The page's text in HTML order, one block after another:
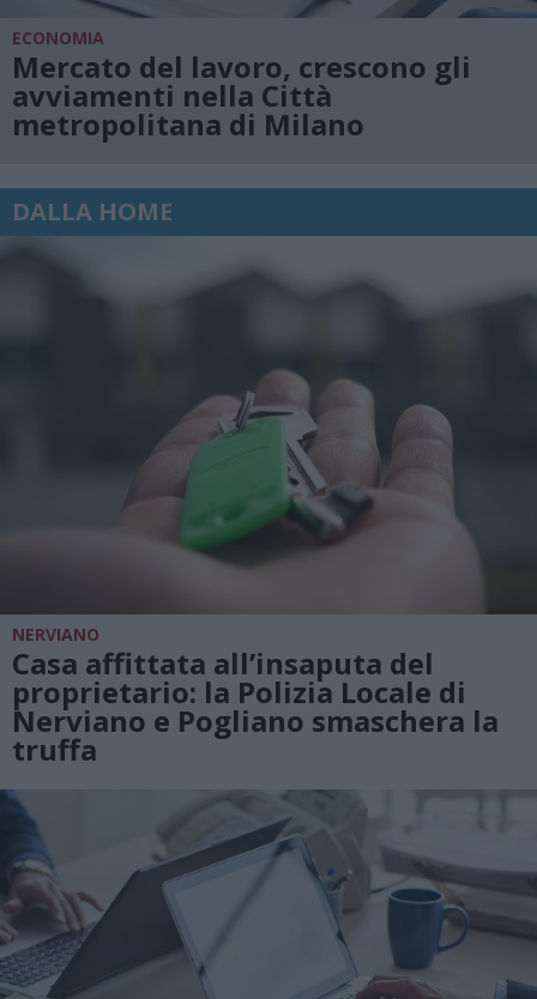
ECONOMIA
Mercato del lavoro, crescono gli
avviamenti nella Città
metropolitana di Milano
DALLA HOME
NERVIANO
Casa affittata all’insaputa del
proprietario: la Polizia Locale di
Nerviano e Pogliano smaschera la
truffa